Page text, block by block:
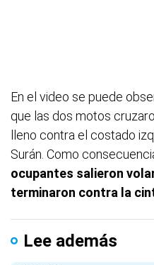
En el video se puede
que las dos motos
lleno contra el costado
Surán. Como
ocupantes salieron
terminaron contra la
Lee además